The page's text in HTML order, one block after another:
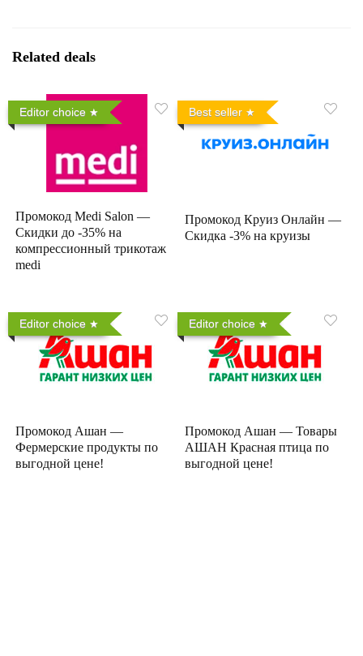
Related deals
Editor choice
Промокод Medi Salon —
Скидки до -35% на
компрессионный трикотаж
medi
Best seller
Промокод Круиз Онлайн —
Скидка -3% на круизы
Editor choice
Промокод Ашан —
Фермерские продукты по
выгодной цене!
Editor choice
Промокод Ашан — Товары
АШАН Красная птица по
выгодной цене!